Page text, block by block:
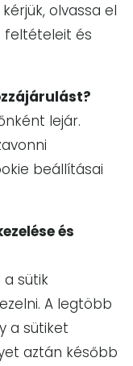
olvassa el
feltételeit és
lejár.
beállításai
és
sütik
A legtöbb
a sütiket
aztán később